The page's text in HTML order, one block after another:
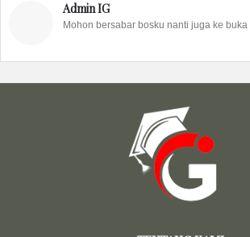
Admin IG
Mohon bersabar bosku nanti juga ke